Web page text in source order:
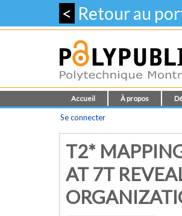
< Retour au
Accueil À propos
Se connecter
T2*
AT 7T